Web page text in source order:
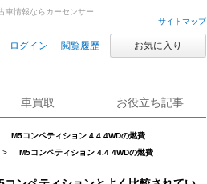
サイトマップ
ログイン 閲覧履歴 お気に入り
車買取 お役立ち記事
M5コンペティション 4.4 4WDの燃費
> M5コンペティション 4.4 4WDの燃費
車情報ならカーセンサー